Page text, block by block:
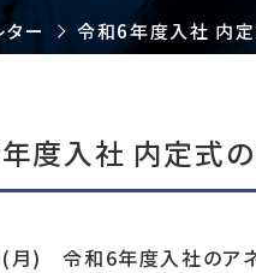
ター 令和6年度入社 内
度入社 内定式
) 令和6年度入社のアネ